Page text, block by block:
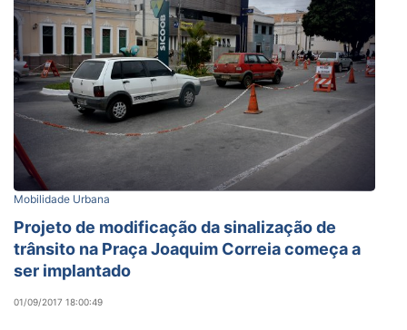
Mobilidade Urbana
Projeto de modificação da sinalização de
trânsito na Praça Joaquim Correia começa a
ser implantado
01/09/2017 18:00:49